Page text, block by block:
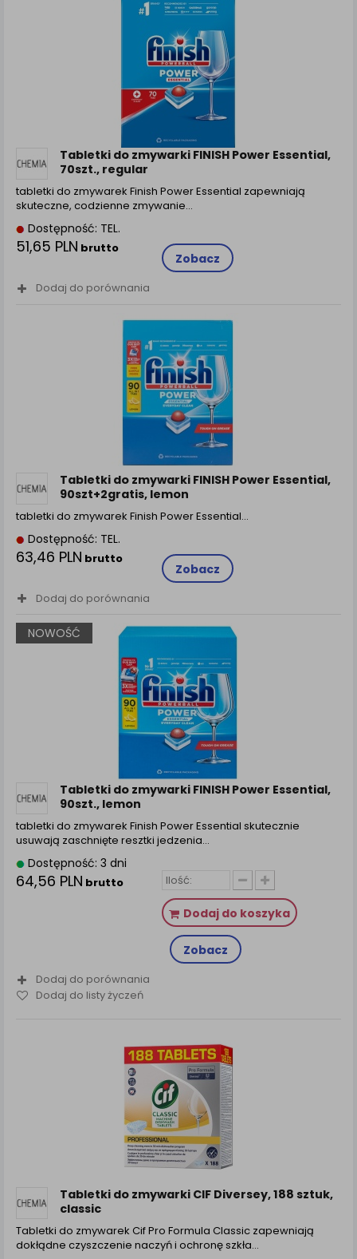
Tabletki do zmywarki FINISH Power Essential,
70szt., regular
tabletki do zmywarek Finish Power Essential zapewniają
skuteczne, codzienne zmywanie…
Dostępność: TEL.
51,65 PLN brutto
Zobacz
Dodaj do porównania
Tabletki do zmywarki FINISH Power Essential,
90szt+2gratis, lemon
tabletki do zmywarek Finish Power Essential...
Dostępność: TEL.
63,46 PLN brutto
Zobacz
Dodaj do porównania
NOWOŚĆ
Tabletki do zmywarki FINISH Power Essential,
90szt., lemon
tabletki do zmywarek Finish Power Essential skutecznie
usuwają zaschnięte resztki jedzenia…
Dostępność: 3 dni
64,56 PLN brutto
Dodaj do koszyka
Zobacz
Dodaj do porównania
Dodaj do listy życzeń
Tabletki do zmywarki CIF Diversey, 188 sztuk,
classic
Tabletki do zmywarek Cif Pro Formula Classic zapewniają
dokłądne czyszczenie naczyń i ochronę szkła…